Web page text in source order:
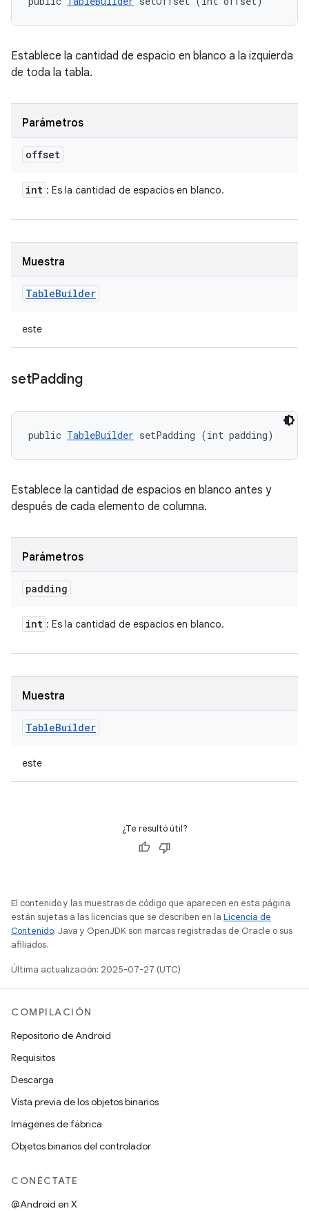
Establece la cantidad de espacio en blanco a la izquierda
de toda la tabla.
Parámetros
offset
int : Es la cantidad de espacios en blanco.
Muestra
TableBuilder
este
setPadding
public TableBuilder setPadding (int padding)
Establece la cantidad de espacios en blanco antes y
después de cada elemento de columna.
Parámetros
padding
int : Es la cantidad de espacios en blanco.
Muestra
TableBuilder
este
¿Te resultó útil?
El contenido y las muestras de código que aparecen en esta página
están sujetas a las licencias que se describen en la Licencia de
Contenido. Java y OpenJDK son marcas registradas de Oracle o sus
afiliados.
Última actualización: 2025-07-27 (UTC)
COMPILACIÓN
Repositorio de Android
Requisitos
Descarga
Vista previa de los objetos binarios
Imágenes de fábrica
Objetos binarios del controlador
CONÉCTATE
@Android en X